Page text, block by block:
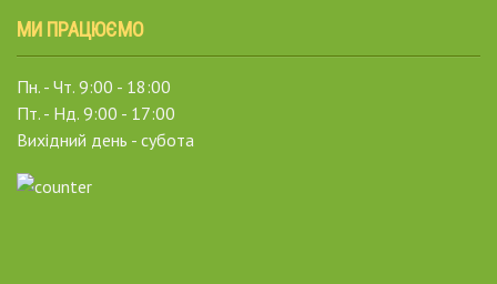
МИ ПРАЦЮЄМО
Пн. - Чт. 9:00 - 18:00
Пт. - Нд. 9:00 - 17:00
Вихідний день - субота